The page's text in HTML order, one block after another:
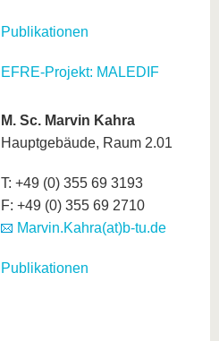
Publikationen
EFRE-Projekt: MALEDIF
M. Sc. Marvin Kahra
Hauptgebäude, Raum 2.01
T: +49 (0) 355 69 3193
F: +49 (0) 355 69 2710
Marvin.Kahra(at)b-tu.de
Publikationen